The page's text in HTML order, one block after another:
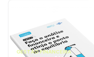
GESTÃO FINANCEIRA